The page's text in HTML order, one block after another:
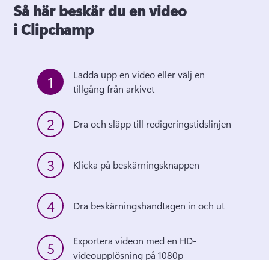
Så här beskär du en video
i Clipchamp
1
Ladda upp en video eller välj en
tillgång från arkivet
2 Dra och släpp till redigeringstidslinjen
3 Klicka på beskärningsknappen
4 Dra beskärningshandtagen in och ut
5
Exportera videon med en HD-
videoupplösning på 1080p